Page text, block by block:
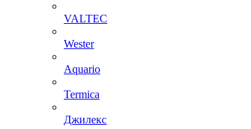
VALTEC
Wester
Aquario
Termica
Джилекс